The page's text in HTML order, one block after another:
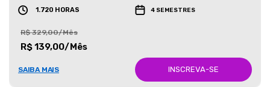
1.720 HORAS 4 SEMESTRES
R$ 329,00/Mês
R$ 139,00/Mês
SAIBA MAIS INSCREVA-SE